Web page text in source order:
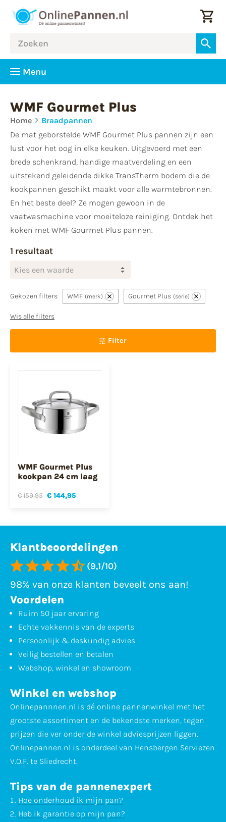
Menu
WMF Gourmet Plus
Home
Braadpannen
De mat geborstelde WMF Gourmet Plus pannen zijn een
lust voor het oog in elke keuken. Uitgevoerd met een
brede schenkrand, handige maatverdeling en een
uitstekend geleidende dikke TransTherm bodem die de
kookpannen geschikt maakt voor alle warmtebronnen.
En het beste deel? Ze mogen gewoon in de
vaatwasmachine voor moeiteloze reiniging. Ontdek het
koken met WMF Gourmet Plus pannen.
1 resultaat
Kies een waarde
Gekozen filters WMF merk Gourmet Plus serie
Wis alle filters
Filter
WMF Gourmet Plus
kookpan 24 cm laag
€ 159,95 € 144,95
Klantbeoordelingen
(9,1/10)
98% van onze klanten beveelt ons aan!
Voordelen
Ruim 50 jaar ervaring
Echte vakkennis van de experts
Persoonlijk & deskundig advies
Veilig bestellen en betalen
Webshop, winkel en showroom
Winkel en webshop
Onlinepannnen.nl is dé online pannenwinkel met het
grootste assortiment en de bekendste merken, tegen
prijzen die ver onder de winkel adviesprijzen liggen.
Onlinepannen.nl is onderdeel van Hensbergen Serviezen
V.O.F. te Sliedrecht.
Tips van de pannenexpert
Hoe onderhoud ik mijn pan?
Heb ik garantie op mijn pan?